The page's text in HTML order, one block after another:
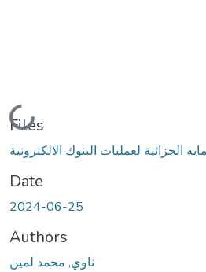
Loading...
Files
Date
2024-06-25
Authors
ناوي, محمد لمين